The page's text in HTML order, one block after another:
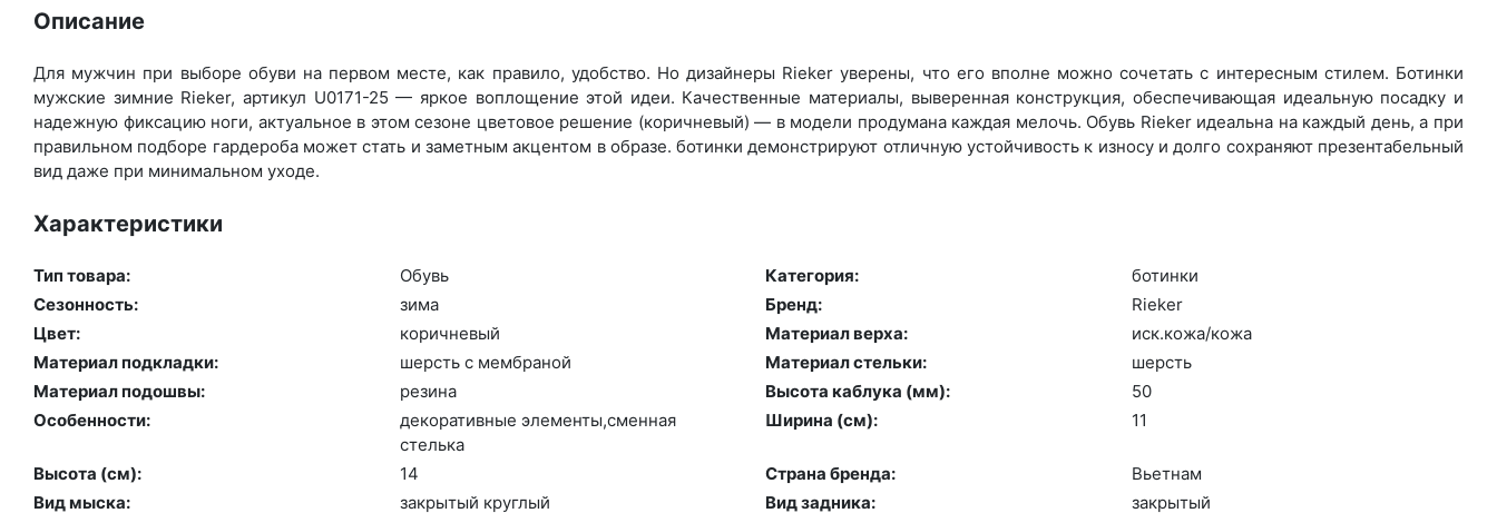
Описание
Для мужчин при выборе обуви на первом месте, как правило, удобство. Но дизайнеры Rieker уверены, что его вполне можно сочетать с интересным стилем. Ботинки
мужские зимние Rieker, артикул U0171-25 — яркое воплощение этой идеи. Качественные материалы, выверенная конструкция, обеспечивающая идеальную посадку и
надежную фиксацию ноги, актуальное в этом сезоне цветовое решение (коричневый) — в модели продумана каждая мелочь. Обувь Rieker идеальна на каждый день, а при
правильном подборе гардероба может стать и заметным акцентом в образе. ботинки демонстрируют отличную устойчивость к износу и долго сохраняют презентабельный
вид даже при минимальном уходе.
Характеристики
Тип товара: Обувь Категория:
бо­тин­ки
Сезонность:
зи­ма Бренд:
Ri­eker
Цвет:
ко­рич­не­вый Материал верха:
иск.ко­жа/ко­жа
Материал подкладки:
шерсть с мемб­ра­ной Материал стельки:
шерсть
Материал подошвы:
ре­зина Высота каблука (мм):
50
Особенности:
де­кора­тив­ные эле­мен­ты,смен­ная
стель­ка
Ширина (см): 11
Высота (cм): 14 Страна бренда:
Вь­ет­нам
Вид мыска:
зак­ры­тый круг­лый Вид задника: зак­ры­тый